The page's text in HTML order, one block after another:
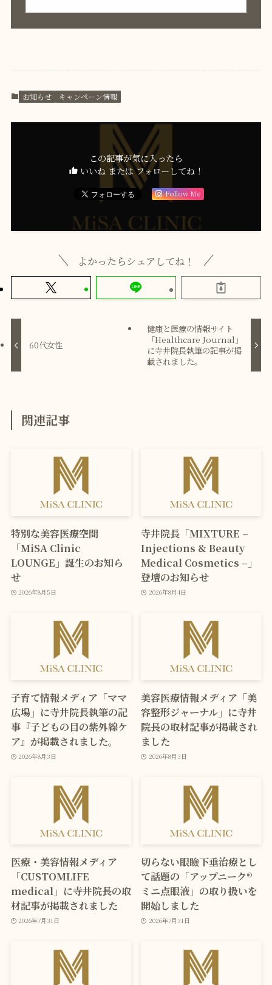
お知らせ キャンペーン情報
この記事が気に入ったら
いいね または フォローしてね！
Follow Me
よかったらシェアしてね！
60代女性
健康と医療の情報サイト
「Healthcare Journal」
に寺井院長執筆の記事が掲
載されました。
関連記事
特別な美容医療空間
「MiSA Clinic
LOUNGE」誕生のお知ら
せ
2026年8月5日
寺井院長「MIXTURE –
Injections & Beauty
Medical Cosmetics –」
登壇のお知らせ
2026年8月4日
子育て情報メディア「ママ
広場」に寺井院長執筆の記
事『子どもの目の紫外線ケ
ア』が掲載されました。
2026年8月3日
美容医療情報メディア「美
容整形ジャーナル」に寺井
院長の取材記事が掲載され
ました
2026年8月3日
医療・美容情報メディア
「CUSTOMLIFE
medical」に寺井院長の取
材記事が掲載されました
2026年7月31日
切らない眼瞼下垂治療とし
て話題の「アップニーク®
ミニ点眼液」の取り扱いを
開始しました
2026年7月31日